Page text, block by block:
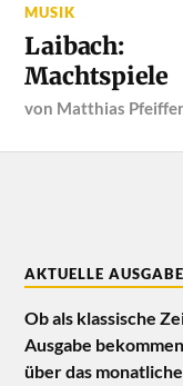
MUSIK
Laibach:
Machtspiele
von Matthias Pfeiffer
AKTUELLE AUSGABE
Ob als klassische
Ausgabe
über das